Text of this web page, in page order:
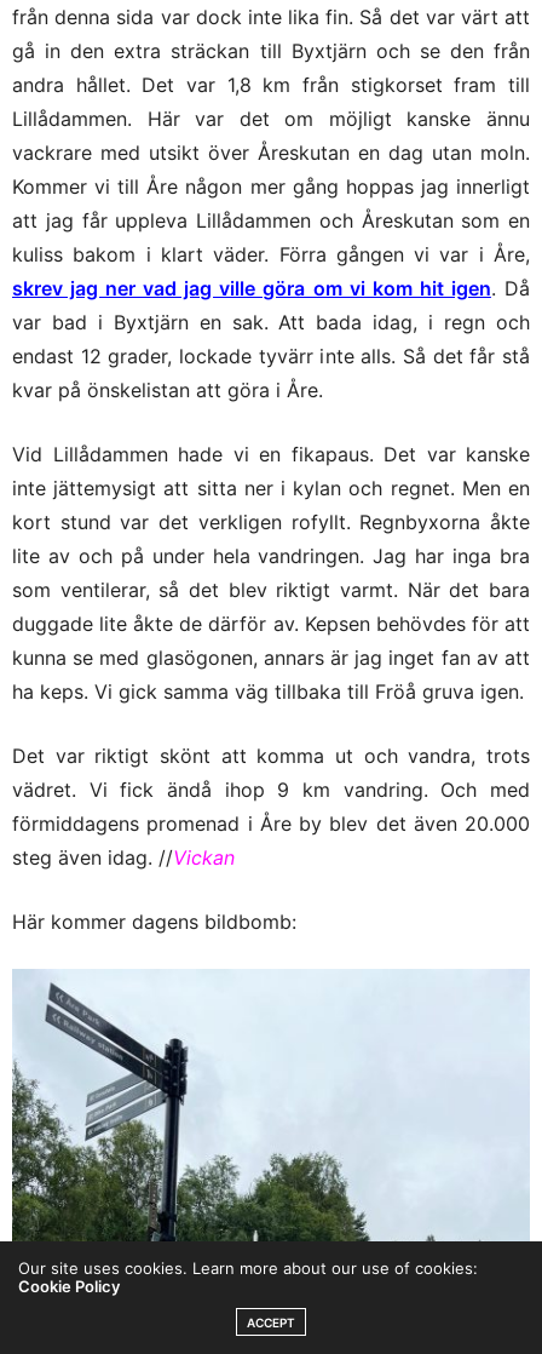
från denna sida var dock inte lika fin. Så det var värt att
gå in den extra sträckan till Byxtjärn och se den från
andra hållet. Det var 1,8 km från stigkorset fram till
Lillådammen. Här var det om möjligt kanske ännu
vackrare med utsikt över Åreskutan en dag utan moln.
Kommer vi till Åre någon mer gång hoppas jag innerligt
att jag får uppleva Lillådammen och Åreskutan som en
kuliss bakom i klart väder. Förra gången vi var i Åre,
skrev jag ner vad jag ville göra om vi kom hit igen. Då
var bad i Byxtjärn en sak. Att bada idag, i regn och
endast 12 grader, lockade tyvärr inte alls. Så det får stå
kvar på önskelistan att göra i Åre.
Vid Lillådammen hade vi en fikapaus. Det var kanske
inte jättemysigt att sitta ner i kylan och regnet. Men en
kort stund var det verkligen rofyllt. Regnbyxorna åkte
lite av och på under hela vandringen. Jag har inga bra
som ventilerar, så det blev riktigt varmt. När det bara
duggade lite åkte de därför av. Kepsen behövdes för att
kunna se med glasögonen, annars är jag inget fan av att
ha keps. Vi gick samma väg tillbaka till Fröå gruva igen.
Det var riktigt skönt att komma ut och vandra, trots
vädret. Vi fick ändå ihop 9 km vandring. Och med
förmiddagens promenad i Åre by blev det även 20.000
steg även idag. //Vickan
Här kommer dagens bildbomb:
Our site uses cookies. Learn more about our use of cookies:
Cookie Policy
ACCEPT